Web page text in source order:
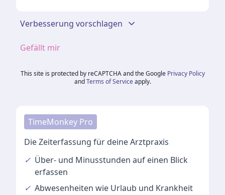
Verbesserung vorschlagen
Gefällt mir
This site is protected by reCAPTCHA and the Google Privacy Policy
and Terms of Service apply.
TimeMonkey Pro
Die Zeiterfassung für deine Arztpraxis
✓ Über- und Minusstunden auf einen Blick
erfassen
✓ Abwesenheiten wie Urlaub und Krankheit